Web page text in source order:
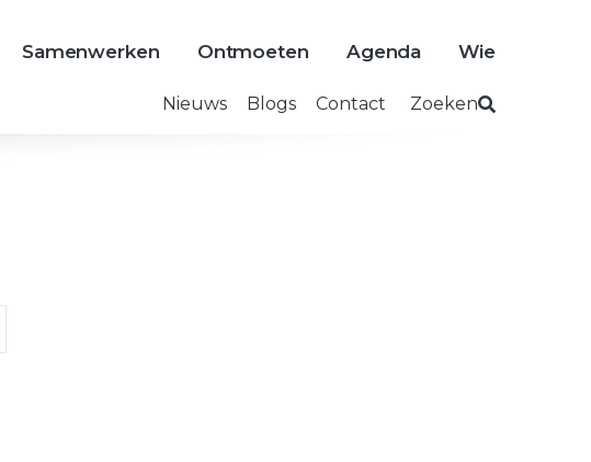
Samenwerken Ontmoeten Agenda Wie
Nieuws Blogs Contact Zoeken